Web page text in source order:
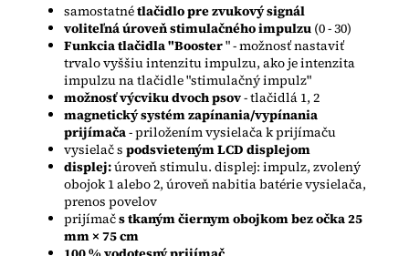
samostatnétlačidlo pre zvukový signál
voliteľná úroveň stimulačného impulzu (0 - 30)
Funkcia tlačidla "Booster" - možnosť nastaviť
trvalo vyššiu intenzitu impulzu, ako je intenzita
impulzu na tlačidle "stimulačný impulz"
možnosť výcviku dvoch psov- tlačidlá 1, 2
magnetický systém zapínania/vypínania
prijímača- priložením vysielača k prijímaču
vysielač s podsvieteným LCD displejom
displej:úroveň stimulu. displej: impulz, zvolený
obojok 1 alebo 2, úroveň nabitia batérie vysielača,
prenos povelov
prijímačs tkaným čiernym obojkom bez očka 25
mm × 75 cm